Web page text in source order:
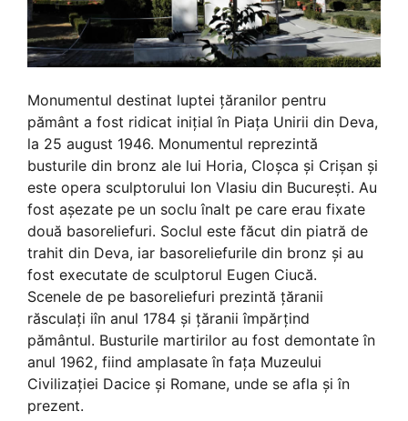
Monumentul destinat luptei ţăranilor pentru
pământ a fost ridicat iniţial în Piaţa Unirii din Deva,
la 25 august 1946. Monumentul reprezintă
busturile din bronz ale lui Horia, Cloşca şi Crişan şi
este opera sculptorului Ion Vlasiu din Bucureşti. Au
fost aşezate pe un soclu înalt pe care erau fixate
două basoreliefuri. Soclul este făcut din piatră de
trahit din Deva, iar basoreliefurile din bronz şi au
fost executate de sculptorul Eugen Ciucă.
Scenele de pe basoreliefuri prezintă ţăranii
răsculaţi iîn anul 1784 şi ţăranii împărţind
pământul. Busturile martirilor au fost demontate în
anul 1962, fiind amplasate în faţa Muzeului
Civilizaţiei Dacice şi Romane, unde se afla şi în
prezent.